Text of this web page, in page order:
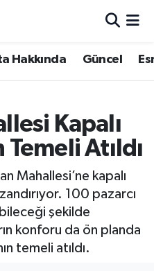
Hakkında Güncel
Kapalı
Temeli Atıldı
Mahallesi’ne kapalı
100 pazarcı
şekilde
konforu da ön planda
temeli atıldı.
Haritası
ve Fikstür